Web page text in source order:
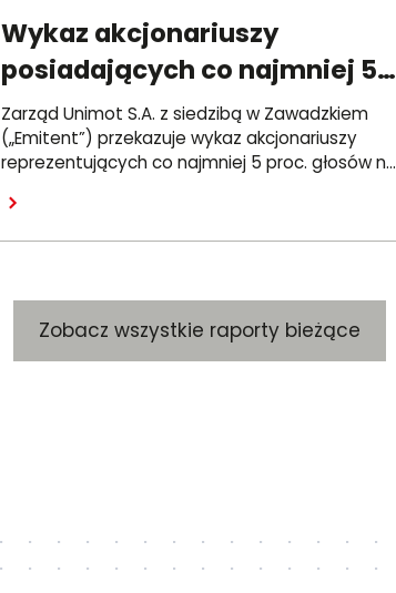
Wykaz akcjonariuszy
posiadających co najmniej 5
proc. głosów na ZWZ 26
czerwca 2026 r.
Zarząd Unimot S.A. z siedzibą w Zawadzkiem
(„Emitent”) przekazuje wykaz akcjonariuszy
reprezentujących co najmniej 5 proc. głosów na
które odbyło się 26 czerwca 2026 r. („ZWZ”).
Zobacz wszystkie raporty bieżące